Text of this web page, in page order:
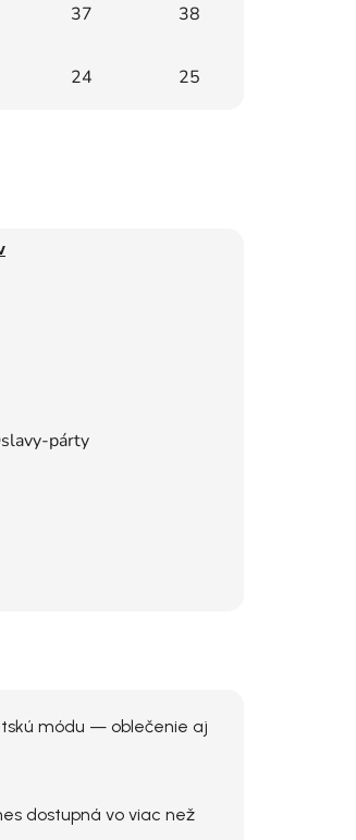
37 38
24 25
párty
módu — oblečenie aj
dostupná vo viac než